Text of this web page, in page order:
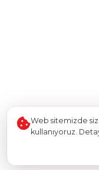
Web sitemizde
kullanıyoruz.